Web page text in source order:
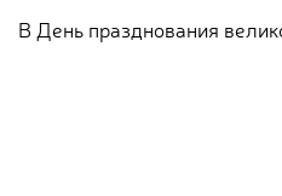
В День празднования